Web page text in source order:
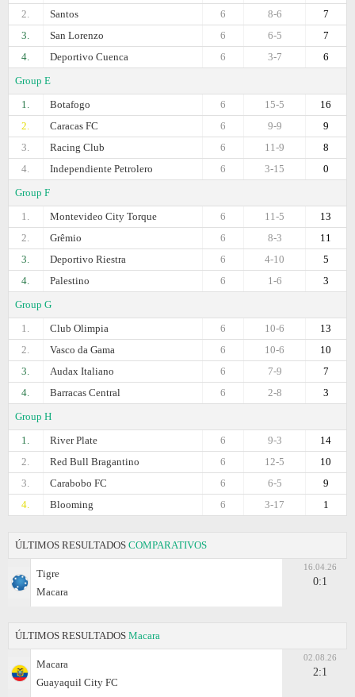
2.
Santos 7
8-6
6
3.
San Lorenzo 7
6-5
6
4.
Deportivo Cuenca 6
3-7
6
Group E
1.
Botafogo 16
15-5
6
2.
Caracas FC 9
9-9
6
3.
Racing Club 8
11-9
6
4.
Independiente Petrolero 0
3-15
6
Group F
1.
Montevideo City Torque 13
11-5
6
2.
Grêmio 11
8-3
6
3.
Deportivo Riestra 5
4-10
6
4.
Palestino 3
1-6
6
Group G
1.
Club Olimpia 13
10-6
6
2.
Vasco da Gama 10
10-6
6
3.
Audax Italiano 7
7-9
6
4.
Barracas Central 3
2-8
6
Group H
1.
River Plate 14
9-3
6
2.
Red Bull Bragantino 10
12-5
6
3.
Carabobo FC 9
6-5
6
4.
Blooming 1
3-17
6
ÚLTIMOS RESULTADOS COMPARATIVOS
Tigre
Macara
16.04.26
0:1
ÚLTIMOS RESULTADOS Macara
Macara
Guayaquil City FC
02.08.26
2:1